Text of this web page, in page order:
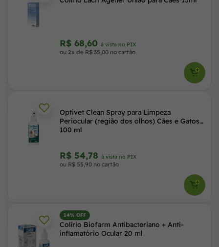
R$ 68,60 à vista no PIX
ou 2x de R$ 35,00 no cartão
Optivet Clean Spray para Limpeza
Periocular (região dos olhos) Cães e Gatos
100 ml
R$ 54,78 à vista no PIX
ou R$ 55,90 no cartão
14% OFF
Colírio Biofarm Antibacteriano + Anti-
inflamatório Ocular 20 ml